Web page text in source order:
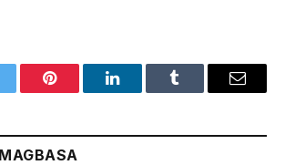
Pinterest LinkedInTumblr Email